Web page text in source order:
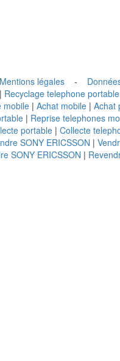
Mentions légales -
| Recyclage telephone portable
mobile | Achat mobile | Achat
| Reprise telephones
portable | Collecte
SONY ERICSSON |
SONY ERICSSON |